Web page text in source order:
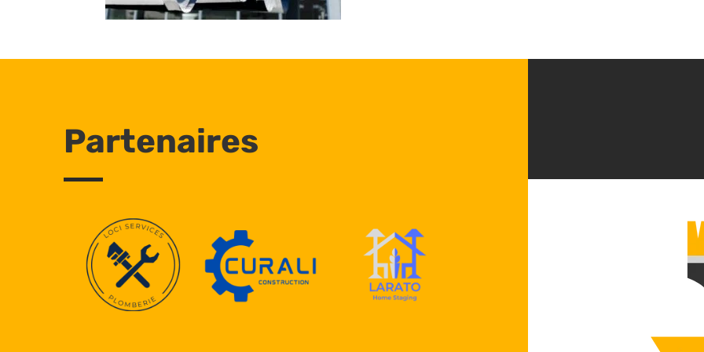
Partenaires